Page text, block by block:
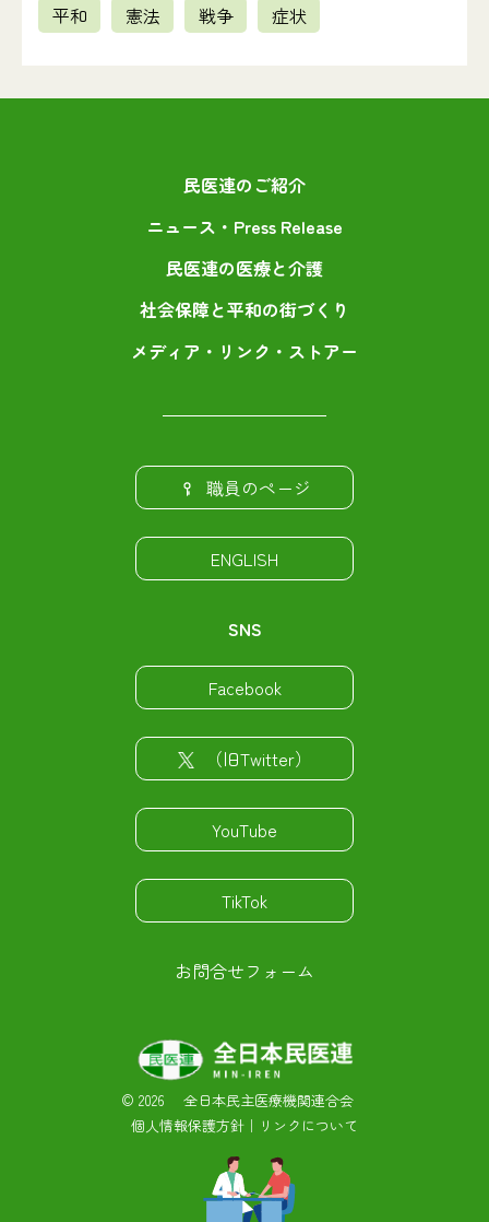
平和
憲法 戦争 症状
民医連のご紹介
ニュース・Press Release
民医連の医療と介護
社会保障と平和の街づくり
メディア・リンク・ストアー
職員のページ
ENGLISH
SNS
Facebook
（旧Twitter）
YouTube
TikTok
お問合せフォーム
© 2026 全日本民主医療機関連合会
個人情報保護方針 ｜ リンクについて